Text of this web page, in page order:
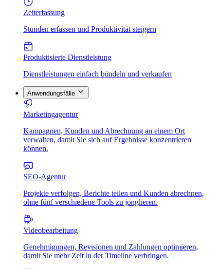
Zeiterfassung
Stunden erfassen und Produktivität steigern
Produktisierte Dienstleistung
Dienstleistungen einfach bündeln und verkaufen
Anwendungsfälle
Marketingagentur
Kampagnen, Kunden und Abrechnung an einem Ort
verwalten, damit Sie sich auf Ergebnisse konzentrieren
können.
SEO-Agentur
Projekte verfolgen, Berichte teilen und Kunden abrechnen,
ohne fünf verschiedene Tools zu jonglieren.
Videobearbeitung
Genehmigungen, Revisionen und Zahlungen optimieren,
damit Sie mehr Zeit in der Timeline verbringen.